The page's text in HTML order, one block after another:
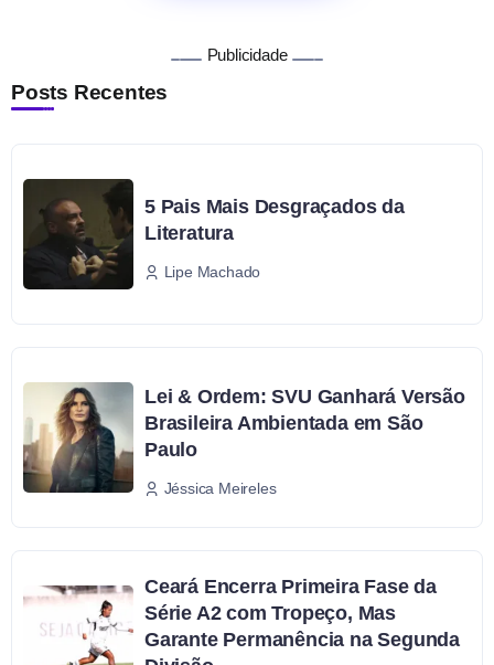
Publicidade
Posts Recentes
5 Pais Mais Desgraçados da
Literatura
Lipe Machado
Lei & Ordem: SVU Ganhará Versão
Brasileira Ambientada em São
Paulo
Jéssica Meireles
Ceará Encerra Primeira Fase da
Série A2 com Tropeço, Mas
Garante Permanência na Segunda